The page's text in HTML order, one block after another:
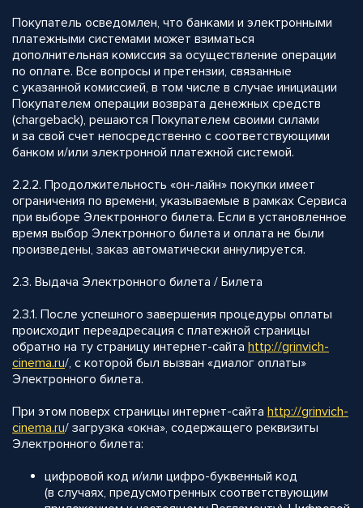
Покупатель осведомлен, что банками и электронными
платежными системами может взиматься
дополнительная комиссия за осуществление операции
по оплате. Все вопросы и претензии, связанные
с указанной комиссией, в том числе в случае инициации
Покупателем операции возврата денежных средств
(chargeback), решаются Покупателем своими силами
и за свой счет непосредственно с соответствующими
банком и/или электронной платежной системой.
2.2.2. Продолжительность «он-лайн» покупки имеет
ограничения по времени, указываемые в рамках Сервиса
при выборе Электронного билета. Если в установленное
время выбор Электронного билета и оплата не были
произведены, заказ автоматически аннулируется.
2.3. Выдача Электронного билета / Билета
2.3.1. После успешного завершения процедуры оплаты
происходит переадресация с платежной страницы
обратно на ту страницу интернет-сайта http://grinvich-
cinema.ru/, с которой был вызван «диалог оплаты»
Электронного билета.
При этом поверх страницы интернет-сайта http://grinvich-
cinema.ru/ загрузка «окна», содержащего реквизиты
Электронного билета:
цифровой код и/или цифро-буквенный код
(в случаях, предусмотренных соответствующим